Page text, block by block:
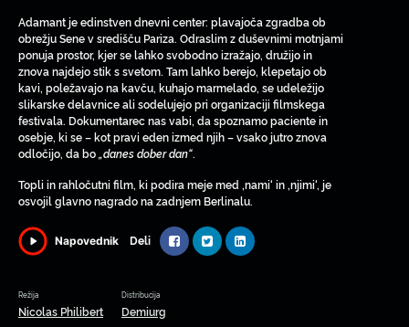
Adamant je edinstven dnevni center: plavajoča zgradba ob
obrežju Sene v središču Pariza. Odraslim z duševnimi motnjami
ponuja prostor, kjer se lahko svobodno izražajo, družijo in
znova najdejo stik s svetom. Tam lahko berejo, klepetajo ob
kavi, poležavajo na kavču, kuhajo marmelado, se udeležijo
slikarske delavnice ali sodelujejo pri organizaciji filmskega
festivala. Dokumentarec nas vabi, da spoznamo paciente in
osebje, ki se – kot pravi eden izmed njih – vsako jutro znova
odločijo, da bo„danes dober dan“.
Topli in rahločutni film, ki podira meje med ‚nami‘ in ‚njimi‘, je
osvojil glavno nagrado na zadnjem Berlinalu.
Napovednik Deli
Režija
Nicolas Philibert
Distribucija
Demiurg